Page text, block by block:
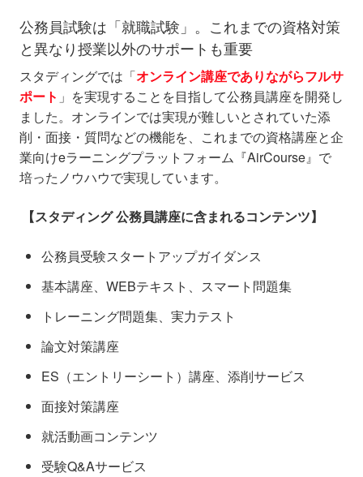
公務員試験は「就職試験」。これまでの資格対策
と異なり授業以外のサポートも重要
スタディングでは「オンライン講座でありながらフルサ
ポート 」を実現することを目指して公務員講座を開発し
ました。 オンラインでは実現が難しいとされていた添
削・面接・質問などの機能を、これまでの資格講座と企
業向けeラーニングプラットフォーム『AirCourse』で
培ったノウハウで実現しています。
【スタディング 公務員講座に含まれるコンテンツ】
公務員受験スタートアップガイダンス
基本講座、WEBテキスト、スマート問題集
トレーニング問題集、実力テスト
論文対策講座
ES（エントリーシート）講座、添削サービス
面接対策講座
就活動画コンテンツ
受験Q&Aサービス